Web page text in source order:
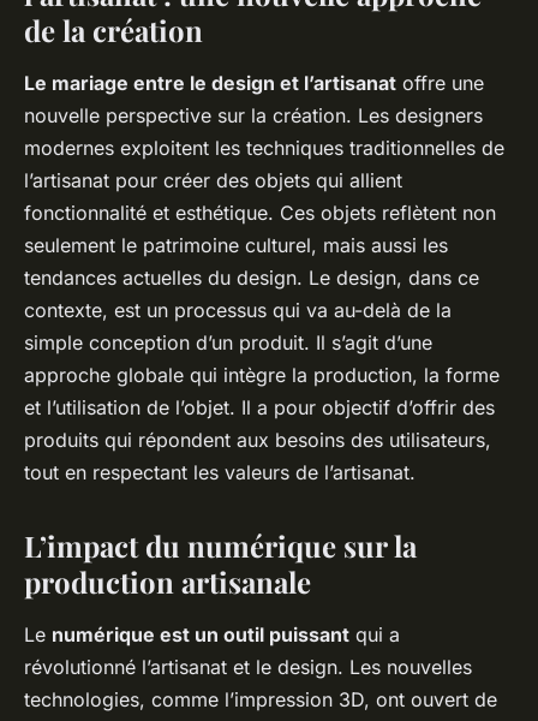
de la création
Le mariage entre le design et l’artisanat offre une
nouvelle perspective sur la création. Les designers
modernes exploitent les techniques traditionnelles de
l’artisanat pour créer des objets qui allient
fonctionnalité et esthétique. Ces objets reflètent non
seulement le patrimoine culturel, mais aussi les
tendances actuelles du design. Le design, dans ce
contexte, est un processus qui va au-delà de la
simple conception d’un produit. Il s’agit d’une
approche globale qui intègre la production, la forme
et l’utilisation de l’objet. Il a pour objectif d’offrir des
produits qui répondent aux besoins des utilisateurs,
tout en respectant les valeurs de l’artisanat.
L’impact du numérique sur la
production artisanale
Le numérique est un outil puissant qui a
révolutionné l’artisanat et le design. Les nouvelles
technologies, comme l’impression 3D, ont ouvert de